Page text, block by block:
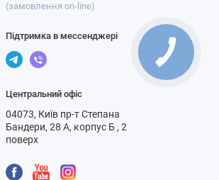
(замовлення on-line)
Підтримка в мессенджері
Центральний офіс
04073, Київ пр-т Степана
Бандери, 28 А, корпус Б , 2
поверх